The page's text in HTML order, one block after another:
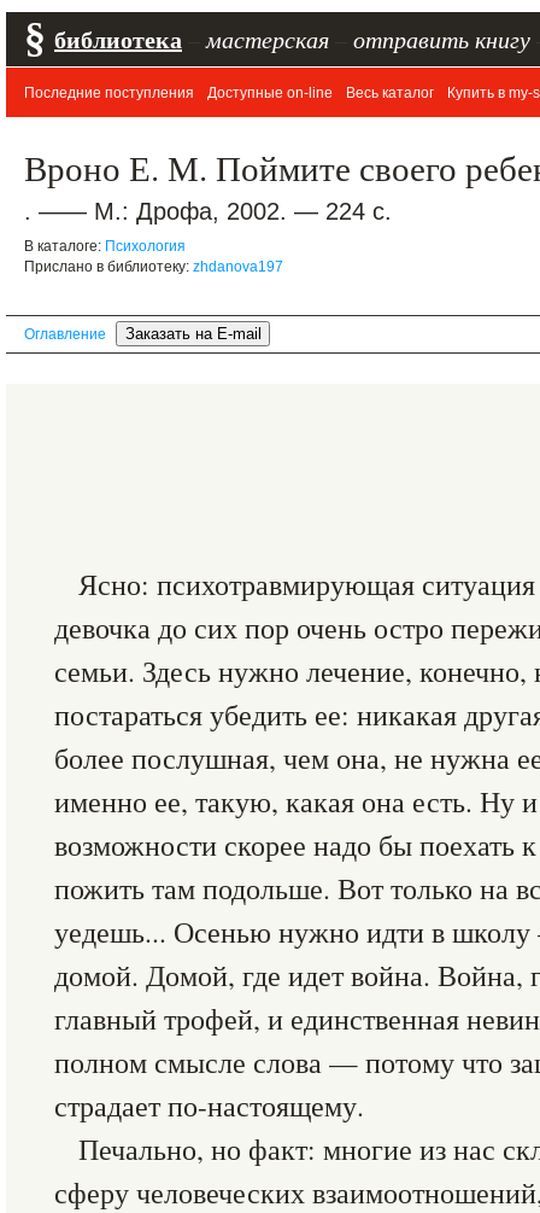
§ библиотека мастерская отправить книгу
Последние поступления Доступные on-line Весь каталог Купить в my-
Вроно Е. М. Поймите своего
. —— М.: Дрофа, 2002. — 224 с.
В каталоге: Психология
Прислано в библиотеку: zhdanova197
Оглавление
Ясно: психотравмирующая
девочка до сих пор очень остро
семьи. Здесь нужно лечение, конечно,
постараться убедить ее: никакая
более послушная, чем она, не нужна
именно ее, такую, какая она есть. Ну
возможности скорее надо бы поехать
пожить там подольше. Вот только на
уедешь... Осенью нужно идти в школу
домой. Домой, где идет война. Война,
главный трофей, и единственная
полном смысле слова — потому что
страдает по-настоящему.
Печально, но факт: многие из нас
сферу человеческих